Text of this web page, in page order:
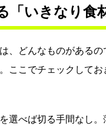
「いきなり食
、どんなものがある
ここでチェックしてお
選べば切る手間なし